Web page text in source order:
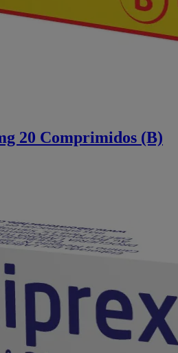
20 Comprimidos (B)